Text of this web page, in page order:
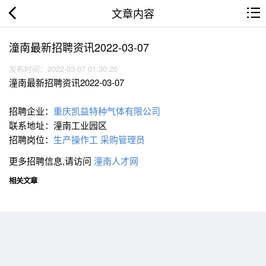
文章内容
潼南最新招聘资讯2022-03-07
发布时间：2022-03-07 01:30:20
潼南最新招聘资讯2022-03-07
招聘企业： 重庆凯益特种气体有限公司
联系地址：潼南工业园区
招聘岗位： 生产操作工 采购管理员
更多招聘信息,请访问 潼南人才网
相关文章